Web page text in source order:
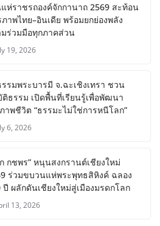
ห่ราชรถองค์จักกานาถ 2569 สะท้อน
าพไทย–อินเดีย พร้อมยกย่องพลัง
มร่วมมือทุกภาคส่วน
19, 2026
รมพระบารมี จ.ฉะเชิงเทรา ชวน
ธรรม เปิดพื้นที่เรียนรู้เพื่อพัฒนา
พชีวิต “ธรรมะไม่ใช่การหนีโลก”
6, 2026
กชพร” หนุนสงกรานต์เชียงใหม่
ร่วมขบวนแห่พระพุทธสิหิงค์ ฉลอง
ปี ผลักดันเชียงใหม่สู่เมืองมรดกโลก
13, 2026